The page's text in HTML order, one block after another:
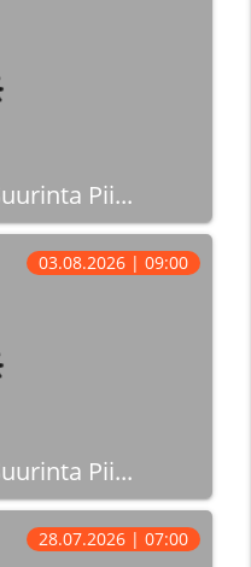
Pii...
Pii...
03.08.2026 | 09:00
28.07.2026 | 07:00